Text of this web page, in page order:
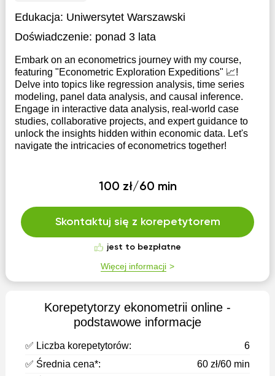
Edukacja: Uniwersytet Warszawski
Doświadczenie: ponad 3 lata
Embark on an econometrics journey with my course,
featuring "Econometric Exploration Expeditions" 📈!
Delve into topics like regression analysis, time series
modeling, panel data analysis, and causal inference.
Engage in interactive data analysis, real-world case
studies, collaborative projects, and expert guidance to
unlock the insights hidden within economic data. Let's
navigate the intricacies of econometrics together!
100 zł/60 min
Skontaktuj się z korepetytorem
jest to bezpłatne
Więcej informacji
Korepetytorzy ekonometrii оnline -
podstawowe informacje
✅ Liczba korepetytorów:
6
✅ Średnia cena*:
60 zł/60 min